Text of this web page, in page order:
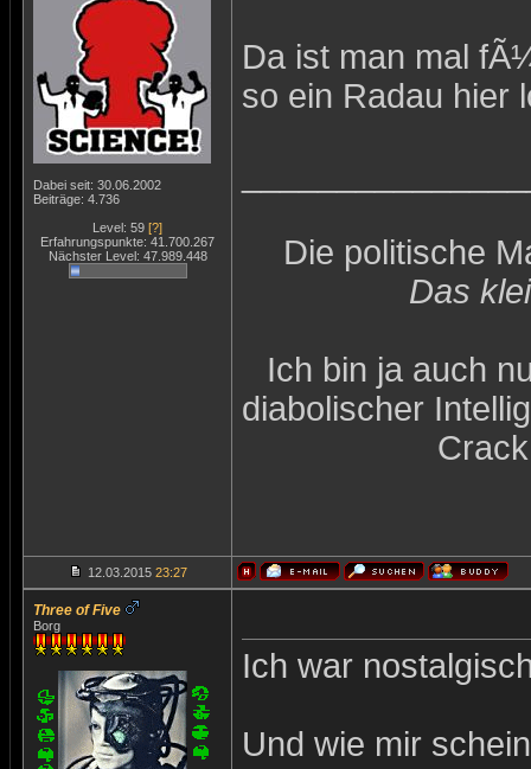
Dabei seit: 30.06.2002
Beiträge: 4.736
Level: 59 [?]
Erfahrungspunkte: 41.700.267
Nächster Level: 47.989.448
Da ist man mal
so ein Radau hier
Die politische
Das
Ich bin ja auch
diabolischer
12.03.2015 23:27
Three of Five
Borg
Ich war
Und wie mir